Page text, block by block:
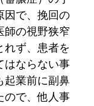
因で、挽回の
師の視野狭窄
れず、患者を
はならない事
起業前に副鼻
ので、他人事